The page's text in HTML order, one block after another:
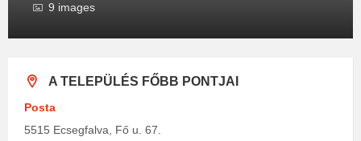
9 images
A TELEPÜLÉS FŐBB PONTJAI
Posta
5515 Ecsegfalva, Fő u. 67.